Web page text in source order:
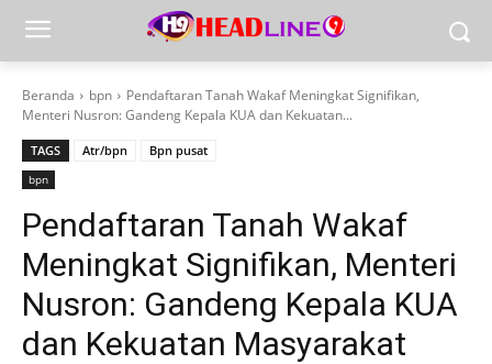
Beranda bpn
Pendaftaran Tanah Wakaf Meningkat Signifikan,
Menteri Nusron: Gandeng Kepala KUA dan Kekuatan...
TAGS Atr/bpn Bpn pusat
bpn
Pendaftaran Tanah Wakaf
Meningkat Signifikan, Menteri
Nusron: Gandeng Kepala KUA
dan Kekuatan Masyarakat